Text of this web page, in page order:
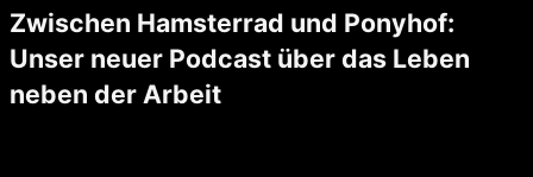
Zwischen Hamsterrad und Ponyhof:
Unser neuer Podcast über das Leben
neben der Arbeit